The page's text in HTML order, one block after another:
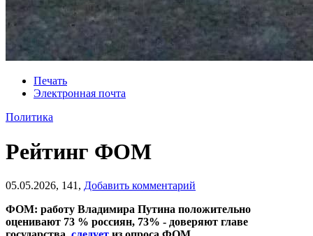
Печать
Электронная почта
Политика
Рейтинг ФОМ
05.05.2026, 141, Добавить комментарий
ФОМ: работу Владимира Путина положительно
оценивают 73 % россиян, 73% - доверяют главе